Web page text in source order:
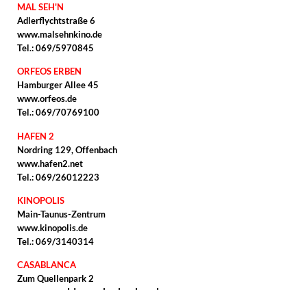
MAL SEH'N
Adlerflychtstraße 6
www.malsehnkino.de
Tel.: 069/5970845
ORFEOS ERBEN
Hamburger Allee 45
www.orfeos.de
Tel.: 069/70769100
HAFEN 2
Nordring 129, Offenbach
www.hafen2.net
Tel.: 069/26012223
KINOPOLIS
Main-Taunus-Zentrum
www.kinopolis.de
Tel.: 069/3140314
CASABLANCA
Zum Quellenpark 2